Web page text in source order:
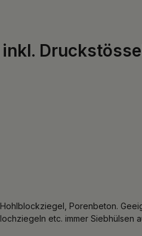
Porenbeton.
etc. immer Siebhülsen